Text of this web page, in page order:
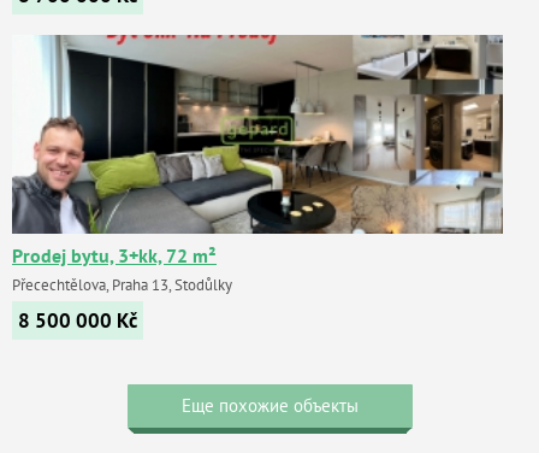
Prodej bytu, 3+kk, 72 m²
Přecechtělova, Praha 13, Stodůlky
8 500 000 Kč
Еще похожие объекты